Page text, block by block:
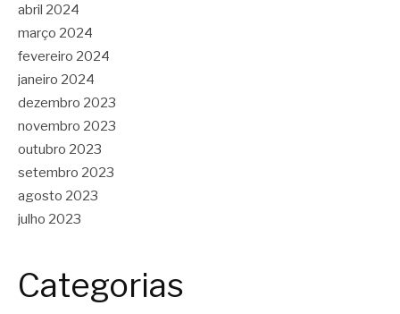
abril 2024
março 2024
fevereiro 2024
janeiro 2024
dezembro 2023
novembro 2023
outubro 2023
setembro 2023
agosto 2023
julho 2023
Categorias